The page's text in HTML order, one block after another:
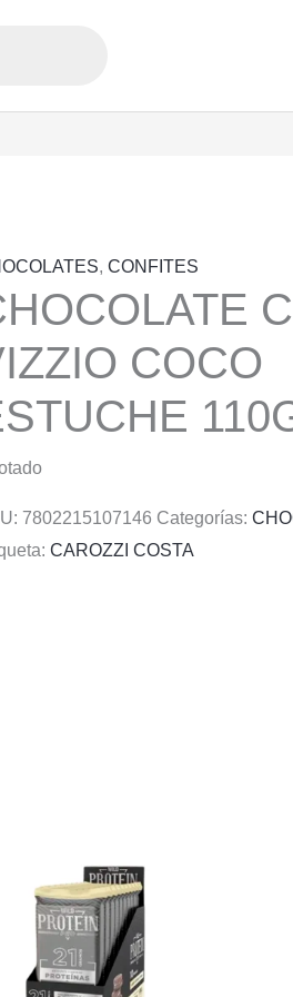
,CONFITES
COCO
7802215107146 Categorías:
CAROZZI COSTA